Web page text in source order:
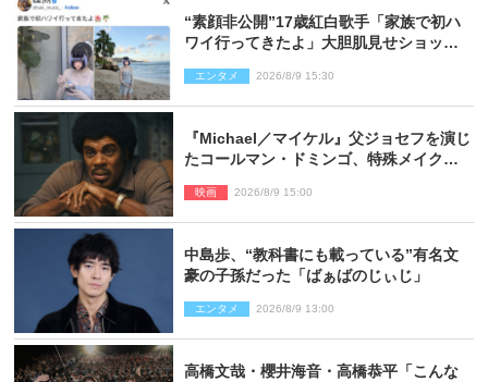
“素顔非公開”17歳紅白歌手「家族で初ハ
ワイ行ってきたよ」大胆肌見せショット
エンタメ 2026/8/9 15:30
『Michael／マイケル』父ジョセフを演じ
たコールマン・ドミンゴ、特殊メイクに2
映画 2026/8/9 15:00
中島歩、“教科書にも載っている”有名文
豪の子孫だった「ばぁばのじぃじ」
エンタメ 2026/8/9 13:00
高橋文哉・櫻井海音・高橋恭平「こんな